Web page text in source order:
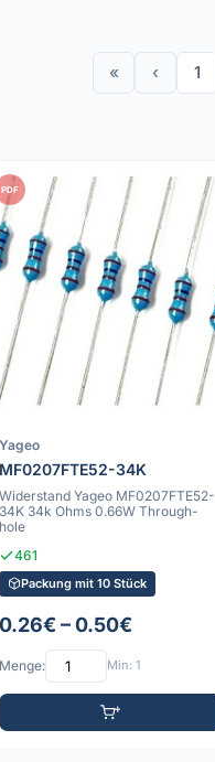
« ‹ 1
PDF
Yageo
MF0207FTE52-34K
Widerstand Yageo MF0207FTE52-
34K 34k Ohms 0.66W Through-
hole
461
Packung mit 10 Stück
0.26€ – 0.50€
Menge: Min: 1